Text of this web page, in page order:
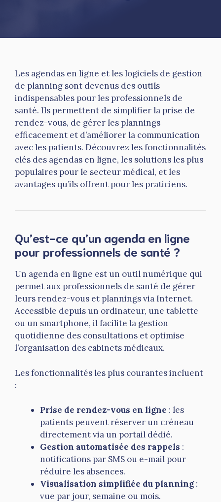
Les agendas en ligne et les logiciels de gestion
de planning sont devenus des outils
indispensables pour les professionnels de
santé. Ils permettent de simplifier la prise de
rendez-vous, de gérer les plannings
efficacement et d’améliorer la communication
avec les patients. Découvrez les fonctionnalités
clés des agendas en ligne, les solutions les plus
populaires pour le secteur médical, et les
avantages qu’ils offrent pour les praticiens.
Qu’est-ce qu’un agenda en ligne
pour professionnels de santé ?
Un agenda en ligne est un outil numérique qui
permet aux professionnels de santé de gérer
leurs rendez-vous et plannings via Internet.
Accessible depuis un ordinateur, une tablette
ou un smartphone, il facilite la gestion
quotidienne des consultations et optimise
l’organisation des cabinets médicaux.
Les fonctionnalités les plus courantes incluent
:
Prise de rendez-vous en ligne : les
patients peuvent réserver un créneau
directement via un portail dédié.
Gestion automatisée des rappels :
notifications par SMS ou e-mail pour
réduire les absences.
Visualisation simplifiée du planning:
vue par jour, semaine ou mois.